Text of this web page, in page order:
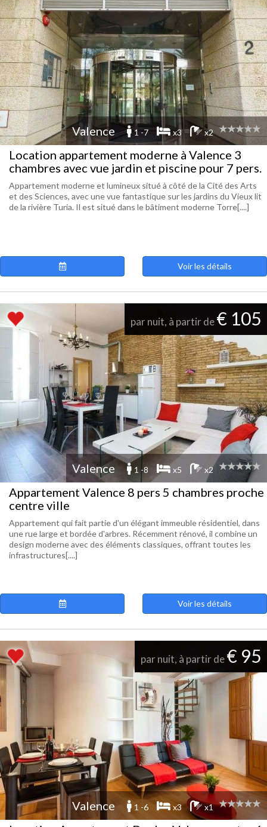
Valence 1 -7 x3 x2
Location appartement moderne à Valence 3
chambres avec vue jardin et piscine pour 7 pers.
Appartement moderne et lumineux situé à côté de la Cité des Arts
et des Sciences, avec une vue fantastique sur les jardins du Vieux lit
de la rivière Turia. Il est situé dans le bâtiment moderne Torre[....]
Voir les détails
par nuit, à partir de€ 105
Valence 1 -8 x5 x2
Appartement Valence 8 pers 5 chambres proche
centre ville
Appartement qui fait partie d'un élégant immeuble résidentiel, dans
une rue large et bordée d'arbres. Récemment rénové, il combine un
design moderne avec des éléments classiques, offrant toutes les
infrastructures[....]
Voir les détails
par nuit, à partir de€ 95
Valence 1 -6 x3 x1